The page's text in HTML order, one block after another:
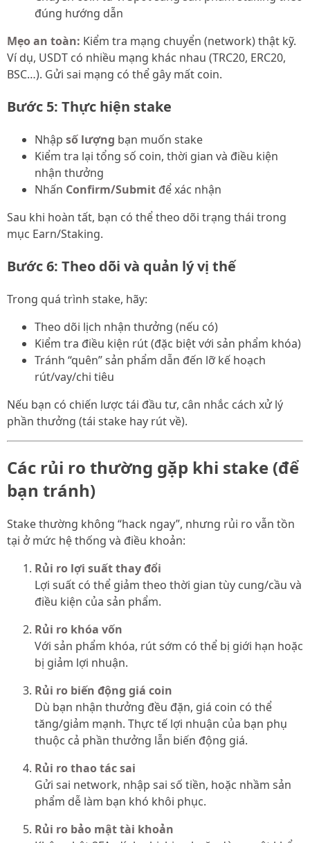
đúng hướng dẫn
Mẹo an toàn: Kiểm tra mạng chuyển (network) thật kỹ.
Ví dụ, USDT có nhiều mạng khác nhau (TRC20, ERC20,
BSC…). Gửi sai mạng có thể gây mất coin.
Bước 5: Thực hiện stake
Nhập số lượng bạn muốn stake
Kiểm tra lại tổng số coin, thời gian và điều kiện
nhận thưởng
Nhấn Confirm/Submit để xác nhận
Sau khi hoàn tất, bạn có thể theo dõi trạng thái trong
mục Earn/Staking.
Bước 6: Theo dõi và quản lý vị thế
Trong quá trình stake, hãy:
Theo dõi lịch nhận thưởng (nếu có)
Kiểm tra điều kiện rút (đặc biệt với sản phẩm khóa)
Tránh “quên” sản phẩm dẫn đến lỡ kế hoạch
rút/vay/chi tiêu
Nếu bạn có chiến lược tái đầu tư, cân nhắc cách xử lý
phần thưởng (tái stake hay rút về).
Các rủi ro thường gặp khi stake (để
bạn tránh)
Stake thường không “hack ngay”, nhưng rủi ro vẫn tồn
tại ở mức hệ thống và điều khoản:
Rủi ro lợi suất thay đổi
Lợi suất có thể giảm theo thời gian tùy cung/cầu và
điều kiện của sản phẩm.
Rủi ro khóa vốn
Với sản phẩm khóa, rút sớm có thể bị giới hạn hoặc
bị giảm lợi nhuận.
Rủi ro biến động giá coin
Dù bạn nhận thưởng đều đặn, giá coin có thể
tăng/giảm mạnh. Thực tế lợi nhuận của bạn phụ
thuộc cả phần thưởng lẫn biến động giá.
Rủi ro thao tác sai
Gửi sai network, nhập sai số tiền, hoặc nhầm sản
phẩm dễ làm bạn khó khôi phục.
Rủi ro bảo mật tài khoản